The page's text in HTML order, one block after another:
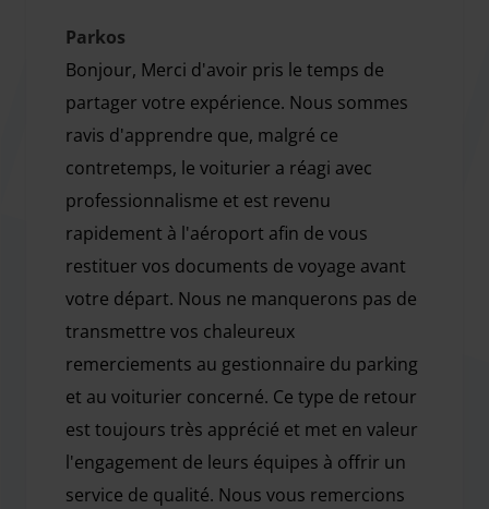
dommages.
Vous pouvez demander un lavage de voiture dans ce
parking, qui propose différents programmes de lavage de
voiture. Vous pouvez contacter directement le parking pour
connaître les tarifs. Au delà de 30 minutes de retard au
dépôt du véhicule et 1h à la restitution du véhicule des
pénalités seront appliquées à hauteur de 20€ la première
heure et 10€ chaque heure supplémentaire.
Parkos
Bonjour, Merci d'avoir pris le temps de
partager votre expérience. Nous sommes
ravis d'apprendre que, malgré ce
contretemps, le voiturier a réagi avec
professionnalisme et est revenu
rapidement à l'aéroport afin de vous
restituer vos documents de voyage avant
votre départ. Nous ne manquerons pas de
transmettre vos chaleureux
remerciements au gestionnaire du parking
et au voiturier concerné. Ce type de retour
est toujours très apprécié et met en valeur
l'engagement de leurs équipes à offrir un
service de qualité. Nous vous remercions